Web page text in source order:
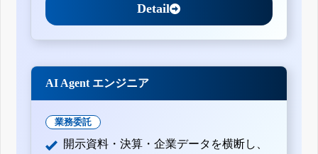
Detail
AI Agent エンジニア
業務委託
開示資料・決算・企業データを横断し、